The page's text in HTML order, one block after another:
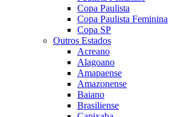
Copa Paulista
Copa Paulista Feminina
Copa SP
Outros Estados
Acreano
Alagoano
Amapaense
Amazonense
Baiano
Brasiliense